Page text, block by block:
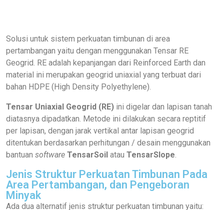
Solusi untuk sistem perkuatan timbunan di area
pertambangan yaitu dengan menggunakan Tensar RE
Geogrid. RE adalah kepanjangan dari Reinforced Earth dan
material ini merupakan geogrid uniaxial yang terbuat dari
bahan HDPE (High Density Polyethylene).
Tensar Uniaxial Geogrid (RE) ini digelar dan lapisan tanah
diatasnya dipadatkan. Metode ini dilakukan secara reptitif
per lapisan, dengan jarak vertikal antar lapisan geogrid
ditentukan berdasarkan perhitungan / desain menggunakan
bantuan software TensarSoil atau TensarSlope
Jenis Struktur Perkuatan Timbunan Pada
Area Pertambangan, dan Pengeboran
Minyak
Ada dua alternatif jenis struktur perkuatan timbunan yaitu: